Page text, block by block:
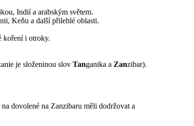
Indií a arabským světem.
Keňu a další přilehlé oblasti.
koření i otroky.
je složeninou slov Tanganika a Zanzibar).
dovolené na Zanzibaru měli dodržovat a